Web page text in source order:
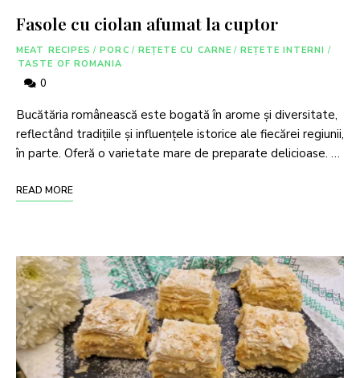
Fasole cu ciolan afumat la cuptor
MEAT RECIPES / PORC / REȚETE CU CARNE / REȚETE INTERNI /
TASTE OF ROMANIA
0
Bucătăria românească este bogată în arome și diversitate,
reflectând tradițiile și influențele istorice ale fiecărei regiunii,
în parte. Oferă o varietate mare de preparate delicioase. …
READ MORE